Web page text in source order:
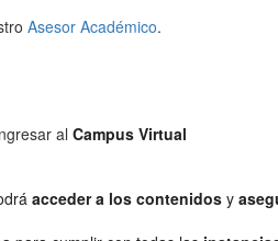
Asesor Académico.
al Campus Virtual
acceder a los contenidos y